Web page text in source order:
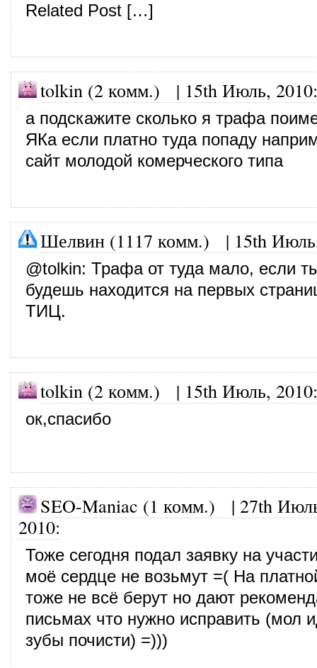
Related Post […]
tolkin (2 комм.) | 15th Июль, 2010:
а подскажите сколько я трафа
ЯКа если платно туда попаду
сайт молодой комерческого типа
Шелвин (1117 комм.) | 15th
@tolkin: Трафа от туда мало, если
будешь находится на первых
ТИЦ.
tolkin (2 комм.) | 15th Июль, 2010:
ок,спасибо
SEO-Maniac (1 комм.) | 27th
2010:
Тоже сегодня подал заявку на
моё сердце не возьмут =( На
тоже не всё берут но дают
письмах что нужно исправить (мол
зубы почисти) =)))